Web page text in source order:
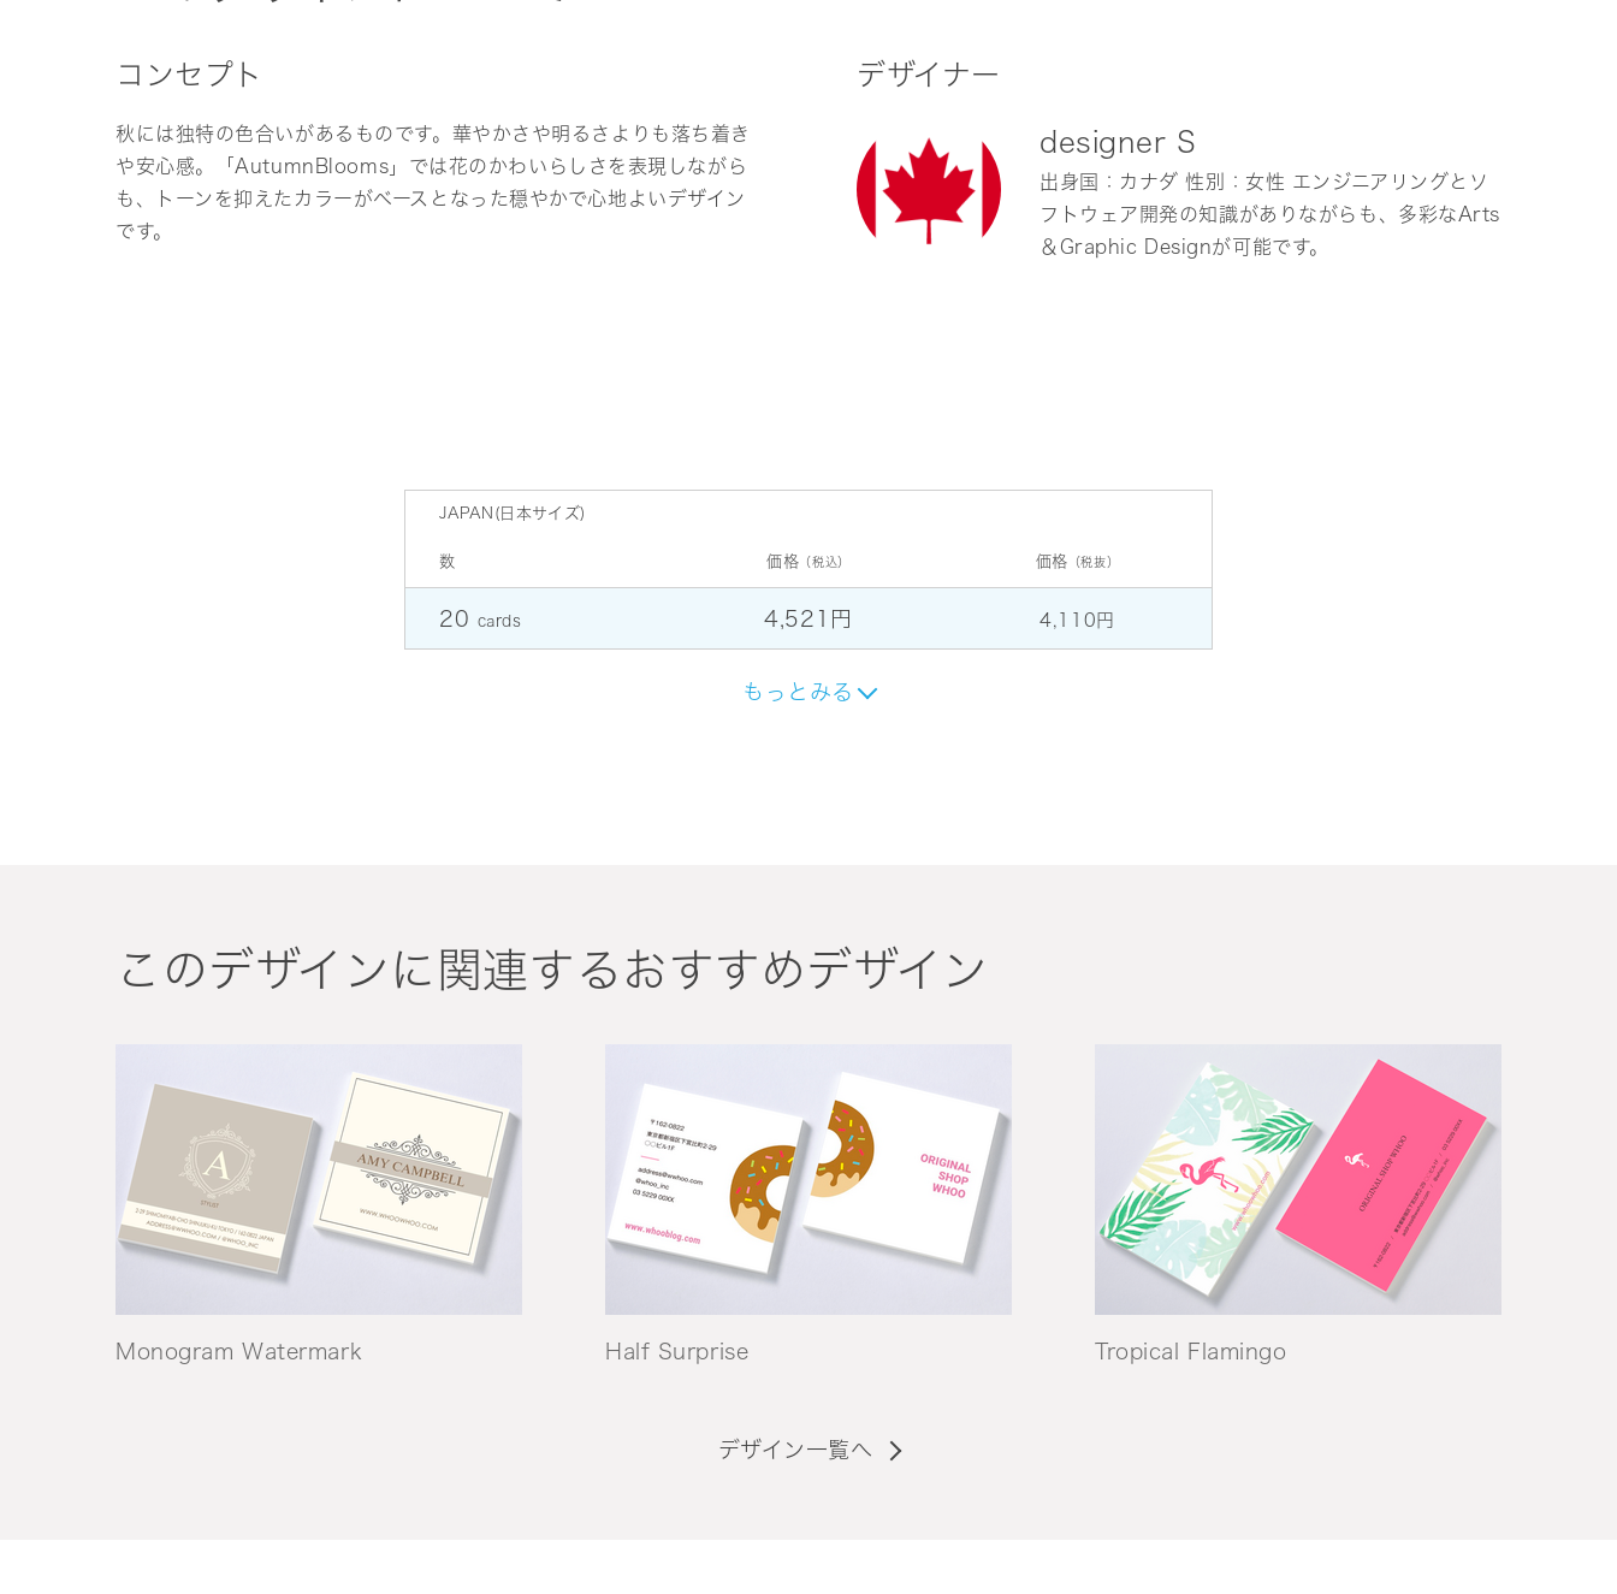
コンセプト
秋には独特の色合いがあるものです。華やかさや明るさよりも落ち着き
や安心感。「AutumnBlooms」では花のかわいらしさを表現しながら
も、トーンを抑えたカラーがベースとなった穏やかで心地よいデザイン
です。
デザイナー
designer S
出身国：カナダ 性別：女性 エンジニアリングとソ
フトウェア開発の知識がありながらも、多彩なArts
＆Graphic Designが可能です。
JAPAN(日本サイズ)
数 価格 （税込） 価格 （税抜）
20 cards 4,521円 4,110円
もっとみる
このデザインに関連するおすすめデザイン
Monogram Watermark Half Surprise Tropical Flamingo
デザイン一覧へ